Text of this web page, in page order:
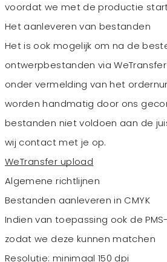
voordat we met de productie
Het aanleveren van bestanden
Het is ook mogelijk om na de
ontwerpbestanden via
onder vermelding van het
worden handmatig door ons
bestanden niet voldoen aan de
wij contact met je op.
WeTransfer upload
Algemene richtlijnen
Bestanden aanleveren in CMYK
Indien van toepassing ook de
zodat we deze kunnen matchen
Resolutie: minimaal 150 dpi